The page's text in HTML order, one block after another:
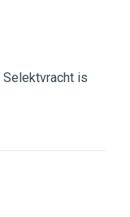
Selektvracht is